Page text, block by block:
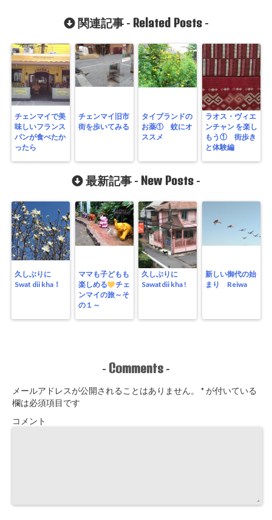
関連記事 - Related Posts-
チェンマイで美
味しいフランス
パンが食べたか
ったら
チェンマイ旧市
街を歩いてみる
タイブランドの
お薬① 蚊にオ
ススメ
ラオス・ヴィエ
ンチャン を楽し
もう① 街歩き
と体験編
最新記事 - New Posts -
久しぶりに
Swat dii kha！
ママも子どもも
楽しめる
チェ
ンマイの旅～そ
の１～
久しぶりに
Sawatdii kha !
新しい御代の始
まり Reiwa
- Comments -
メールアドレスが公開されることはありません。 *が付いている
欄は必須項目です
コメント